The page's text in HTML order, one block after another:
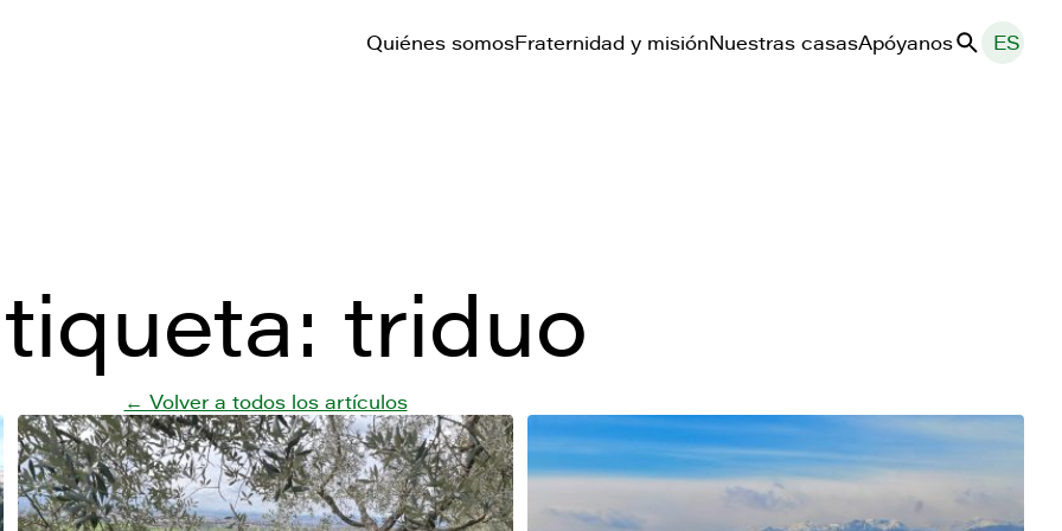
Quiénes somosFraternidad y misiónNuestras casasApóyanosBuscar
ES
triduo
← Volver a todos los artículos